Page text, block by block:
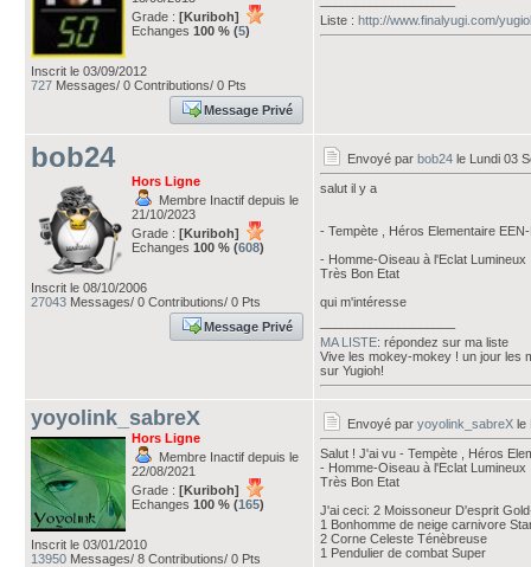
Grade : [Kuriboh]
Echanges 100 % (5)
Inscrit le 03/09/2012
727 Messages/ 0 Contributions/ 0 Pts
Message Privé
Liste : http://www.finalyugi.com/
bob24
Hors Ligne
Membre Inactif depuis le
21/10/2023
Grade : [Kuriboh]
Echanges 100 % (608)
Inscrit le 08/10/2006
27043 Messages/ 0 Contributions/ 0 Pts
Message Privé
Envoyé par bob24 le Lundi 03
salut il y a
- Tempète , Héros Elementaire
- Homme-Oiseau à l'Eclat
Très Bon Etat
qui m'intéresse
MA LISTE: répondez sur ma liste
Vive les mokey-mokey ! un jour les
sur Yugioh!
yoyolink_sabreX
Hors Ligne
Membre Inactif depuis le
22/08/2021
Grade : [Kuriboh]
Echanges 100 % (165)
Inscrit le 03/01/2010
13950 Messages/ 8 Contributions/ 0 Pts
Envoyé par yoyolink_sabreX le
Salut ! J'ai vu - Tempète , Héros
- Homme-Oiseau à l'Eclat
Très Bon Etat
J'ai ceci: 2 Moissoneur D'esprit
1 Bonhomme de neige carnivore
2 Corne Celeste Ténèbreuse
1 Pendulier de combat Super